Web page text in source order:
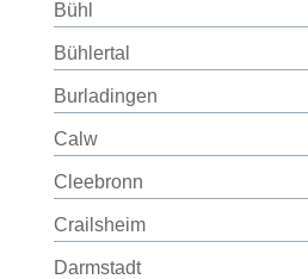
Bühl
Bühlertal
Burladingen
Calw
Cleebronn
Crailsheim
Darmstadt